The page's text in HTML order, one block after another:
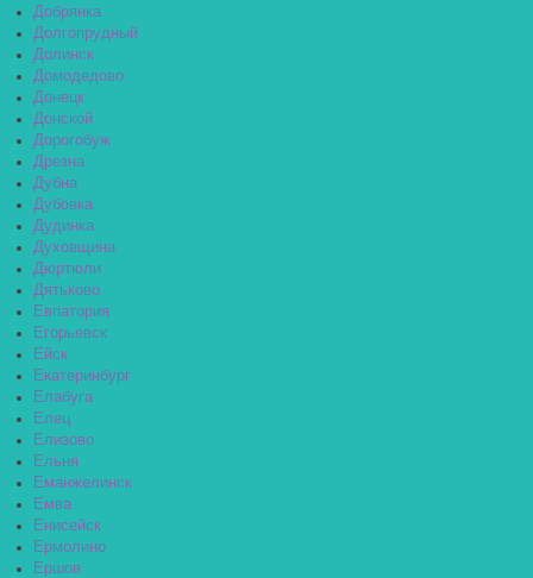
Добрянка
Долгопрудный
Долинск
Домодедово
Донецк
Донской
Дорогобуж
Дрезна
Дубна
Дубовка
Дудинка
Духовщина
Дюртюли
Дятьково
Евпатория
Егорьевск
Ейск
Екатеринбург
Елабуга
Елец
Елизово
Ельня
Еманжелинск
Емва
Енисейск
Ермолино
Ершов